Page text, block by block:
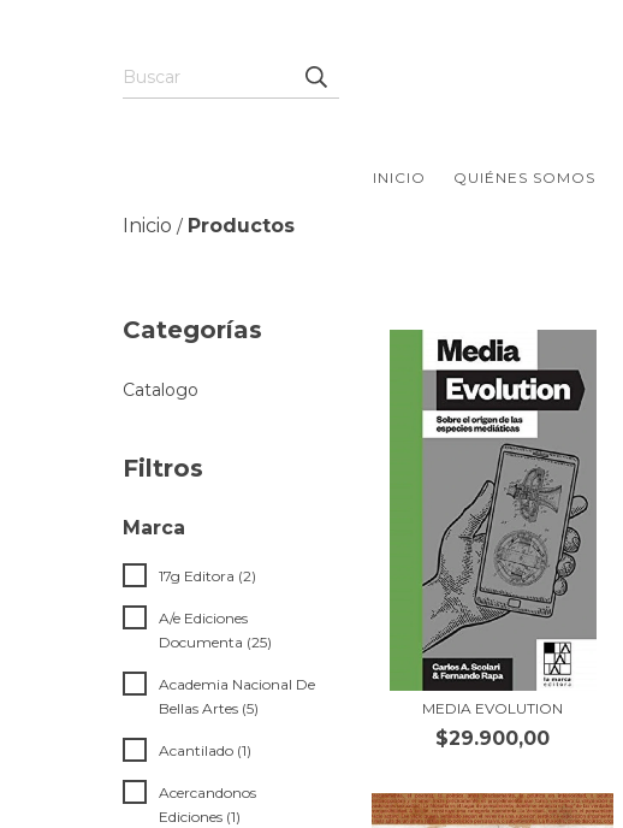
INICIO QUIÉNES SOMOS
Inicio / Productos
Categorías
Catalogo
Filtros
Marca
17g Editora (2)
A/e Ediciones
Documenta (25)
Academia Nacional De
Bellas Artes (5)
Acantilado (1)
Acercandonos
Ediciones (1)
MEDIA EVOLUTION
$29.900,00